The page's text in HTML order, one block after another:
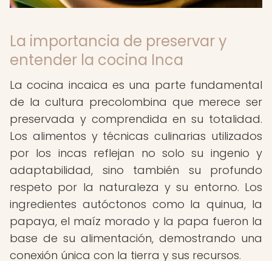
La importancia de preservar y
entender la cocina Inca
La cocina incaica es una parte fundamental
de la cultura precolombina que merece ser
preservada y comprendida en su totalidad.
Los alimentos y técnicas culinarias utilizados
por los incas reflejan no solo su ingenio y
adaptabilidad, sino también su profundo
respeto por la naturaleza y su entorno. Los
ingredientes autóctonos como la quinua, la
papaya, el maíz morado y la papa fueron la
base de su alimentación, demostrando una
conexión única con la tierra y sus recursos.